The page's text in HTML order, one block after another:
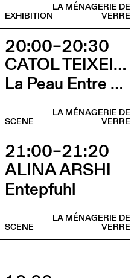
LA MÉNAGERIE DE
VERRE
EXHIBITION
20:00–20:30
CATOL TEIXEIRA
La Peau Entre Les Doigts
LA MÉNAGERIE DE
VERRE
SCENE
21:00–21:20
ALINA ARSHI
Entepfuhl
LA MÉNAGERIE DE
VERRE
SCENE